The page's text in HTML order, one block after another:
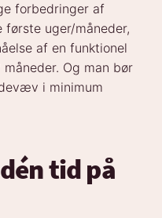
forbedringer af
uger/måneder,
af en funktionel
Og man bør
i minimum
tid på